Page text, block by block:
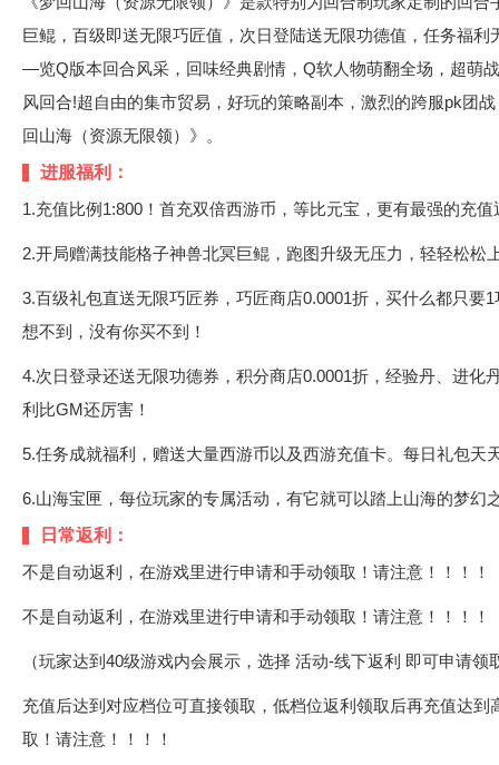
巨鲲，百级即送无限巧匠值，次日登陆送无限功德值，任务福
—览Q版本回合风采，回味经典剧情，Q软人物萌翻全场，超萌
风回合!超自由的集市贸易，好玩的策略副本，激烈的跨服pk团
回山海（资源无限领）》。
进服福利：
1.充值比例1:800！首充双倍西游币，等比元宝，更有最强的充值
2.开局赠满技能格子神兽北冥巨鲲，跑图升级无压力，轻轻松
3.百级礼包直送无限巧匠券，巧匠商店0.0001折，买什么都只要
想不到，没有你买不到！
4.次日登录还送无限功德券，积分商店0.0001折，经验丹、进化
利比GM还厉害！
5.任务成就福利，赠送大量西游币以及西游充值卡。每日礼包天
6.山海宝匣，每位玩家的专属活动，有它就可以踏上山海的梦幻
日常返利：
不是自动返利，在游戏里进行申请和手动领取！请注意！！！！
不是自动返利，在游戏里进行申请和手动领取！请注意！！！！
（玩家达到40级游戏内会展示，选择 活动-线下返利 即可申请领
充值后达到对应档位可直接领取，低档位返利领取后再充值达
取！请注意！！！！